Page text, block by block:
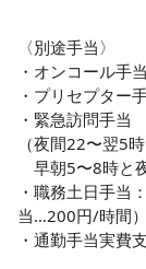
〈別途手当〉
・オンコール手当
・プリセプター
・緊急訪問手当
（夜間22〜翌5
早朝5〜8時と
・職務土日手当
当…200円/時間）
・通勤手当実費